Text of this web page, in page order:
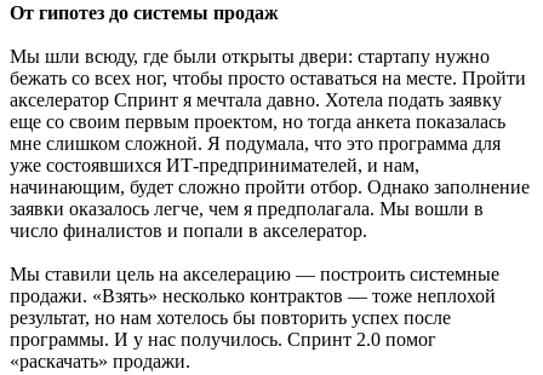
От гипотез до системы продаж
Мы шли всюду, где были открыты двери: стартапу нужно
бежать со всех ног, чтобы просто оставаться на месте. Пройти
акселератор Спринт я мечтала давно. Хотела подать заявку
еще со своим первым проектом, но тогда анкета показалась
мне слишком сложной. Я подумала, что это программа для
уже состоявшихся ИТ-предпринимателей, и нам,
начинающим, будет сложно пройти отбор. Однако заполнение
заявки оказалось легче, чем я предполагала. Мы вошли в
число финалистов и попали в акселератор.
Мы ставили цель на акселерацию — построить системные
продажи. «Взять» несколько контрактов — тоже неплохой
результат, но нам хотелось бы повторить успех после
программы. И у нас получилось. Спринт 2.0 помог
«раскачать» продажи.